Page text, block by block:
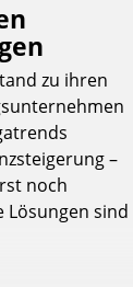
zu ihren
–
noch
Lösungen sind